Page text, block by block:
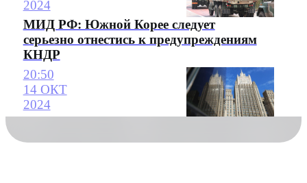
2024
МИД РФ: Южной Корее следует
серьезно отнестись к предупреждениям
КНДР
20:50
14 ОКТ
2024